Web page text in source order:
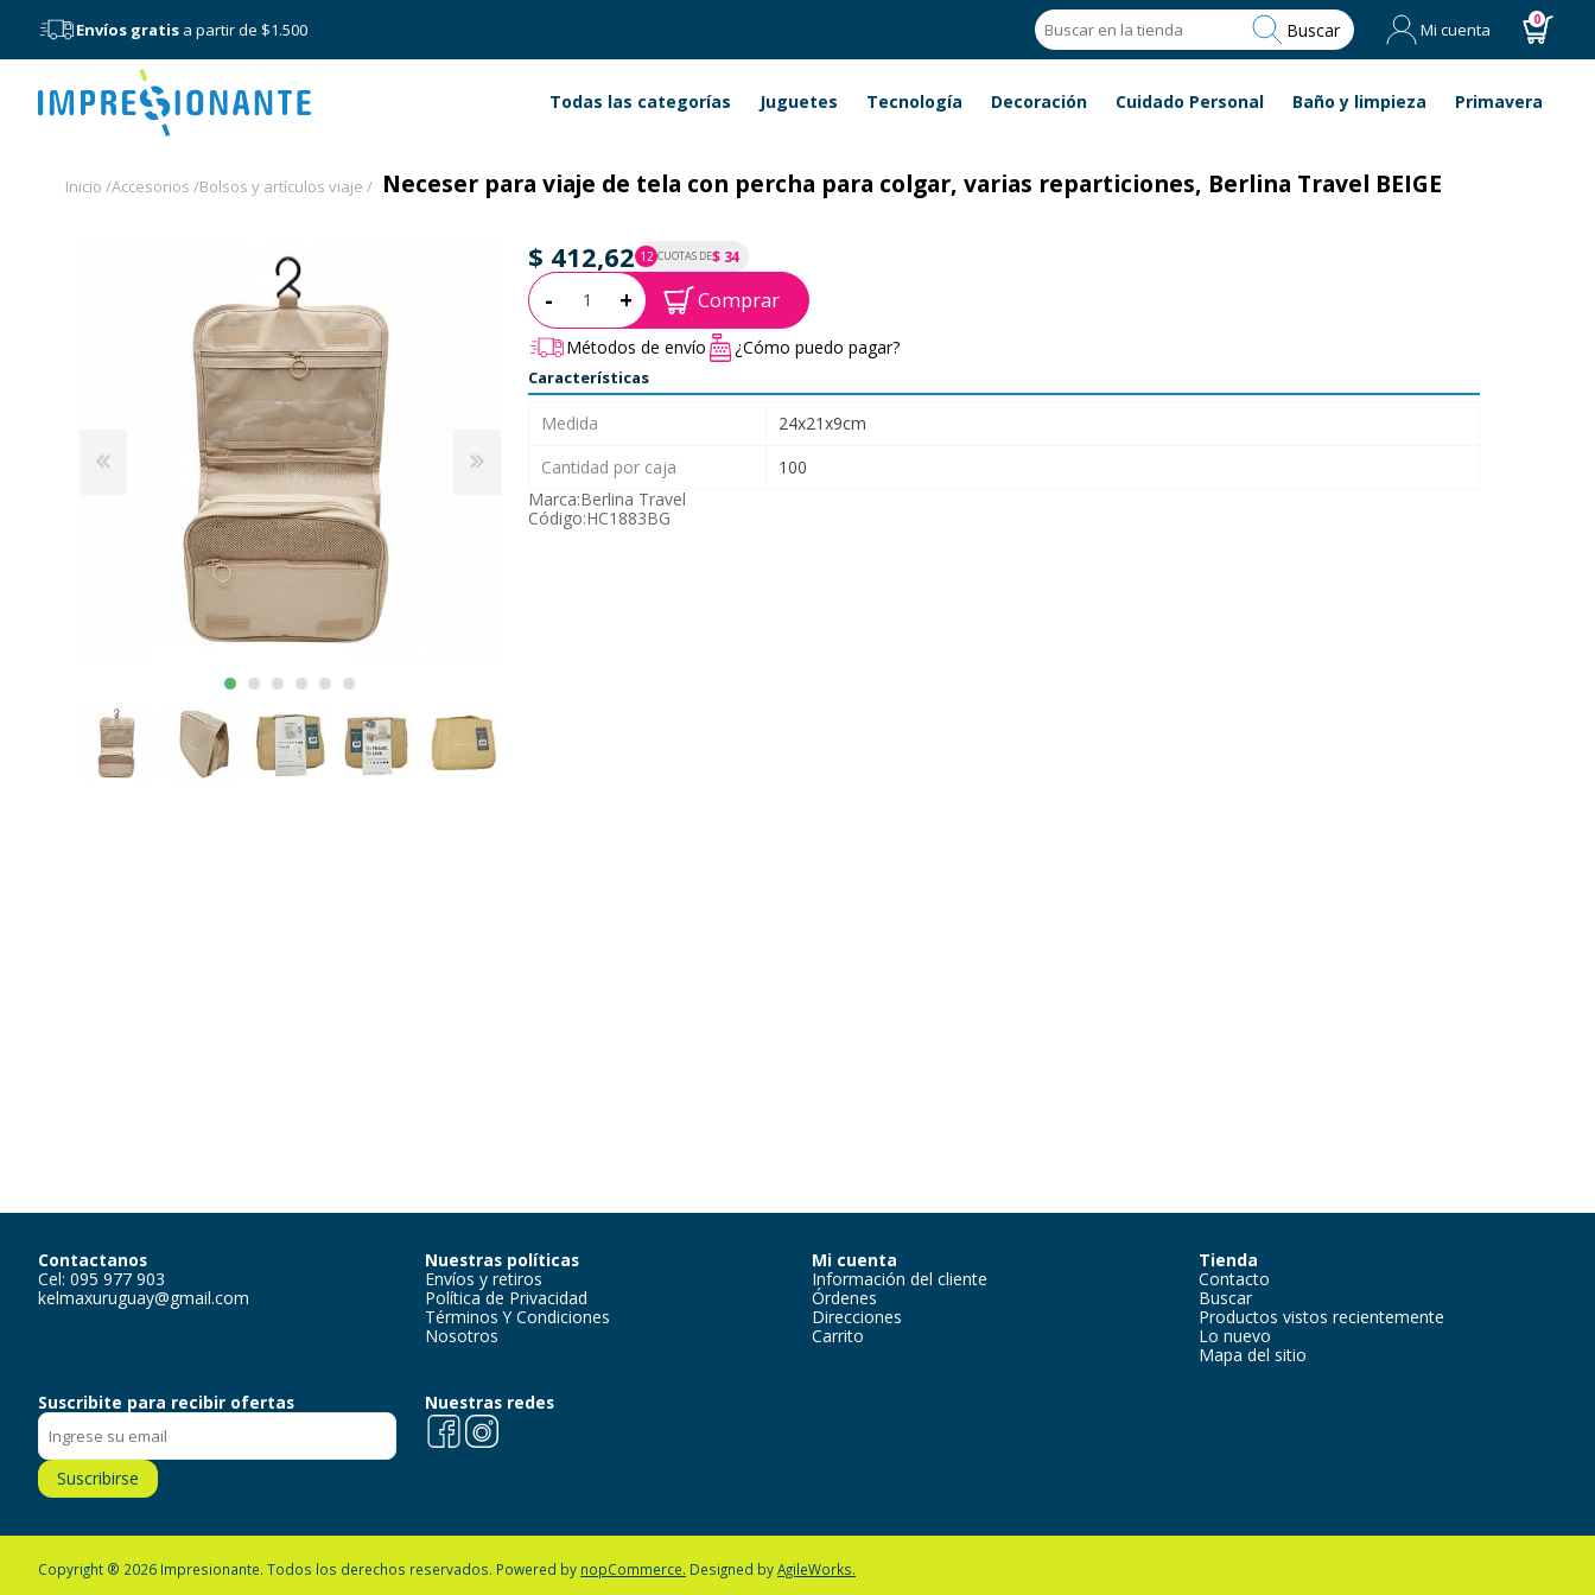
Envíos gratis a partir de $1.500 Buscar Mi cuenta 0
Menú Todas las categorías Juguetes Tecnología Decoración Cuidado Personal Baño y limpieza Primavera
Inicio /Accesorios /Bolsos y artículos viaje / Neceser para viaje de tela con percha para colgar, varias reparticiones, Berlina Travel BEIGE
$ 412,62 12 CUOTAS DE$ 34
P.T.F. $ 413
Cantidad:
- + Comprar
Métodos de envío ¿Cómo puedo pagar?
Características
Medida
24x21x9cm
Cantidad por caja
100
Marca:Berlina Travel
Código:HC1883BG
Contactanos
Cel: 095 977 903
kelmaxuruguay@gmail.com
Nuestras políticas
Envíos y retiros
Política de Privacidad
Términos Y Condiciones
Nosotros
Mi cuenta
Información del cliente
Órdenes
Direcciones
Carrito
Tienda
Contacto
Buscar
Productos vistos recientemente
Lo nuevo
Mapa del sitio
Suscribite para recibir ofertas
Suscribirse
Nuestras redes
FacebookInstagram
Copyright ® 2026 Impresionante. Todos los derechos reservados. Powered by nopCommerce. Designed byAgileWorks.